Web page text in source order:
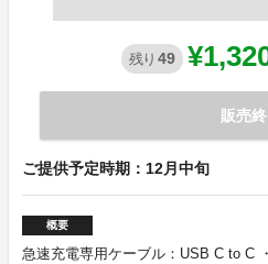
残り 49
販売
ご提供予定時期：12月中旬
概要
急速充電専用ケーブル：USB C to C